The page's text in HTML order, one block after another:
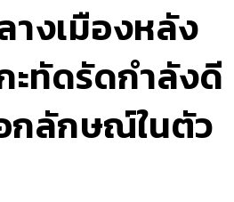
งเมืองหลัง
ะทัดรัดกำลังดี
กลักษณ์ในตัว